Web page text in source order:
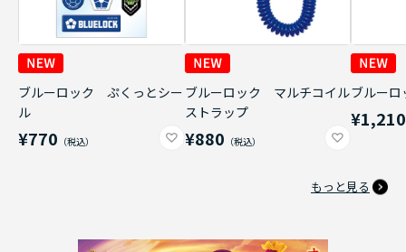
ブルーロック ぷくっとシー
ル
¥770
ブルーロック マルチコイル
ストラップ
¥880
ブルー
¥1,210
もっと見る